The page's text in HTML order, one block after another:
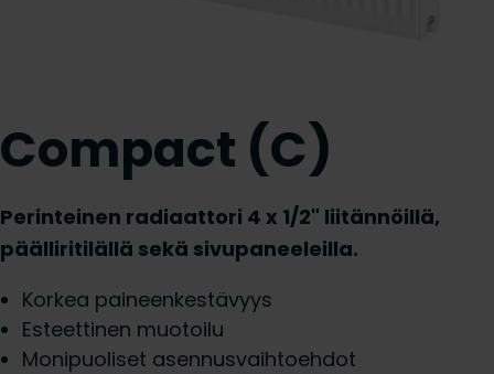
Compact (C)
Perinteinen radiaattori 4 x 1/2" liitännöillä,
päälliritilällä sekä sivupaneeleilla.
Korkea paineenkestävyys
Esteettinen muotoilu
Monipuoliset asennusvaihtoehdot